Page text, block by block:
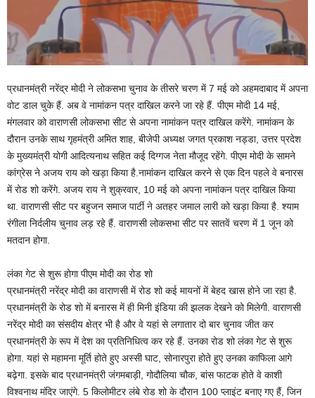
प्रधानमंत्री नरेंद्र मोदी ने लोकसभा चुनाव के तीसरे चरण में 7 मई को अहमदाबाद में अपना
वोट डाल चुके हैं. अब वे नामांकन पत्र दाखिल करने जा रहे हैं. पीएम मोदी 14 मई,
मंगलवार को वाराणसी लोकसभा सीट से अपना नामांकन पत्र दाखिल करेंगे. नामांकन के
दौरान उनके साथ गृहमंत्री अमित शाह, बीजेपी अध्यक्ष जगत प्रकाश नड्डा, उत्तर प्रदेश
के मुख्यमंत्री योगी आदित्यनाथ सहित कई दिग्गज नेता मौजूद रहेंगे. पीएम मोदी के सामने
कांग्रेस ने अजय राय को खड़ा किया है.नामांकन दाखिल करने से एक दिन पहले वे बनारस
में रोड शो करेंगे. अजय राय ने शुक्रवार, 10 मई को अपना नामांकन पत्र दाखिल किया
था. वाराणसी सीट पर बहुजन समाज पार्टी ने अतहर जमाल लारी को खड़ा किया है. श्याम
रंगीला निर्दलीय चुनाव लड़ रहे हैं. वाराणसी लोकसभा सीट पर सातवें चरण में 1 जून को
मतदान होगा.
लंका गेट से शुरू होगा पीएम मोदी का रोड शो
प्रधानमंत्री नरेंद्र मोदी का वाराणसी में रोड शो कई मायनों में बेहद खास होने जा रहा है.
प्रधानमंत्री के रोड शो में बनारस में ही मिनी इंडिया की झलक देखने को मिलेगी. वाराणसी
नरेंद्र मोदी का संसदीय क्षेत्र भी है और वे यहां से लगातार दो बार चुनाव जीत कर
प्रधानमंत्री के रूप में देश का प्रतिनिधित्व कर रहे हैं. उनका रोड शो लंका गेट से शुरू
होगा. यहां से महामना मूर्ति होते हुए अस्सी घाट, सोनारपुरा होते हुए उनका काफिला आगे
बढ़ेगा. इसके बाद प्रधानमंत्री जंगमबाड़ी, गोदौलिया चौक, बांस फाटक होते वे काशी
विश्वनाथ मंदिर जाएंगे. 5 किलोमीटर लंबे रोड शो के दौरान 100 प्लाइंट बनाए गए हैं, जिन